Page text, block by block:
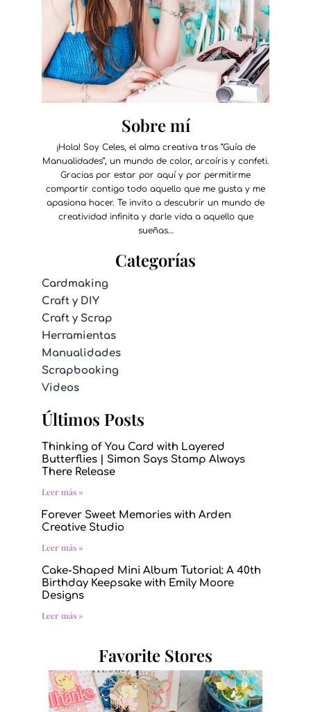
Sobre mí
¡Hola! Soy Celes, el alma creativa tras “Guía de
Manualidades”, un mundo de color, arcoíris y confeti.
Gracias por estar por aquí y por permitirme
compartir contigo todo aquello que me gusta y me
apasiona hacer. Te invito a descubrir un mundo de
creatividad infinita y darle vida a aquello que
sueñas…
Categorías
Cardmaking
Craft y DIY
Craft y Scrap
Herramientas
Manualidades
Scrapbooking
Videos
Últimos Posts
Thinking of You Card with Layered
Butterflies | Simon Says Stamp Always
There Release
Leer más »
Forever Sweet Memories with Arden
Creative Studio
Leer más »
Cake-Shaped Mini Album Tutorial: A 40th
Birthday Keepsake with Emily Moore
Designs
Leer más »
Favorite Stores